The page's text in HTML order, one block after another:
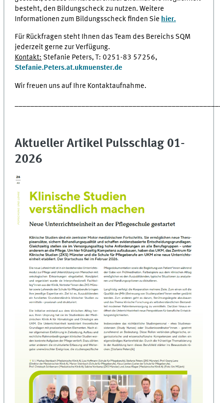
besteht, den Bildungscheck zu nutzen. Weitere
Informationen zum Bildungsscheck finden Sie hier.
Für Rückfragen steht Ihnen das Team des Bereichs SQM
jederzeit gerne zur Verfügung.
Kontakt: Stefanie Peters, T: 0251-83 57256,
Stefanie.Peters.at.ukmuenster.de
Wir freuen uns auf Ihre Kontaktaufnahme.
Aktueller Artikel Pulsschlag 01-
2026